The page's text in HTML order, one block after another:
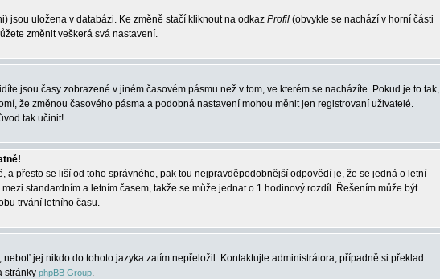
jsou uložena v databázi. Ke změně stačí kliknout na odkaz Profil (obvykle se nachází v horní části
změnit veškerá svá nastavení.
jsou časy zobrazené v jiném časovém pásmu než v tom, ve kterém se nacházíte. Pokud je to tak,
že změnou časového pásma a podobná nastavení mohou měnit jen registrovaní uživatelé.
tak učinit!
a přesto se liší od toho správného, pak tou nejpravděpodobnější odpovědí je, že se jedná o letní
standardním a letním časem, takže se může jednat o 1 hodinový rozdíl. Řešením může být
trvání letního času.
jej nikdo do tohoto jazyka zatím nepřeložil. Kontaktujte administrátora, případně si překlad
stránky phpBB Group.